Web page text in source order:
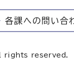
各課への問い合
reserved.